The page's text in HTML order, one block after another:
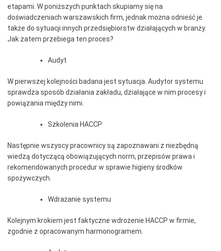
etapami. W poniższych punktach skupiamy się na
doświadczeniach warszawskich firm, jednak można odnieść je
także do sytuacji innych przedsiębiorstw działających w branży.
Jak zatem przebiega ten proces?
Audyt
W pierwszej kolejności badana jest sytuacja. Audytor systemu
sprawdza sposób działania zakładu, działające w nim procesy i
powiązania między nimi.
Szkolenia HACCP
Następnie wszyscy pracownicy są zapoznawani z niezbędną
wiedzą dotyczącą obowiązujących norm, przepisów prawa i
rekomendowanych procedur w sprawie higieny środków
spożywczych.
Wdrażanie systemu
Kolejnym krokiem jest faktyczne wdrożenie HACCP w firmie,
zgodnie z opracowanym harmonogramem.